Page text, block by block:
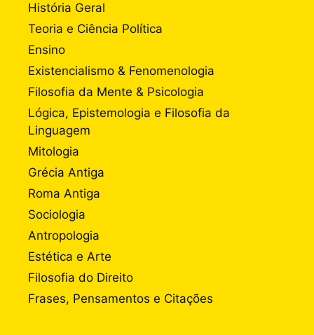
História Geral
Teoria e Ciência Política
Ensino
Existencialismo & Fenomenologia
Filosofia da Mente & Psicologia
Lógica, Epistemologia e Filosofia da
Linguagem
Mitologia
Grécia Antiga
Roma Antiga
Sociologia
Antropologia
Estética e Arte
Filosofia do Direito
Frases, Pensamentos e Citações